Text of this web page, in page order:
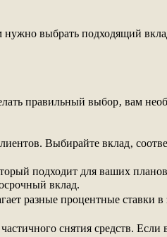
выбрать подходящий
правильный выбор‚ вам
Выбирайте вклад‚
подходит для ваших
вклад.
разные процентные ставки в
снятия средств. Если